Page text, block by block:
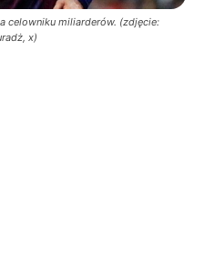
celowniku miliarderów. (zdjęcie:
x)